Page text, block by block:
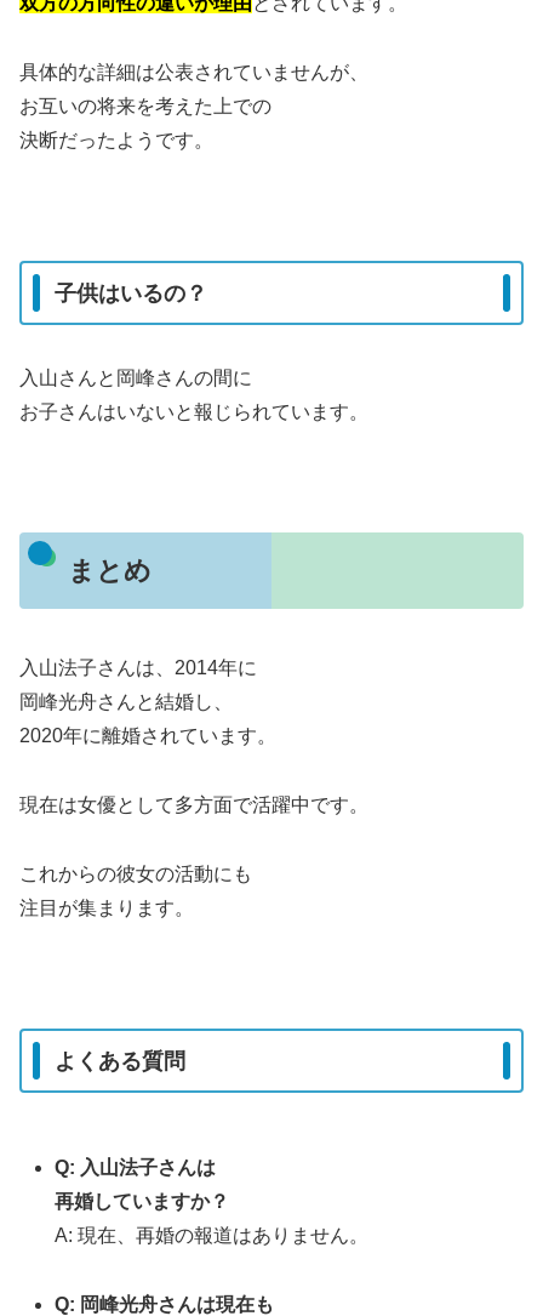
具体的な詳細は公表されていませんが、
お互いの将来を考えた上での
決断だったようです。
子供はいるの？
入山さんと岡峰さんの間に
お子さんはいないと報じられています。
まとめ
入山法子さんは、2014年に
岡峰光舟さんと結婚し、
2020年に離婚されています。
現在は女優として多方面で活躍中です。
これからの彼女の活動にも
注目が集まります。
よくある質問
Q: 入山法子さんは
再婚していますか？
A: 現在、再婚の報道はありません。
Q: 岡峰光舟さんは現在も